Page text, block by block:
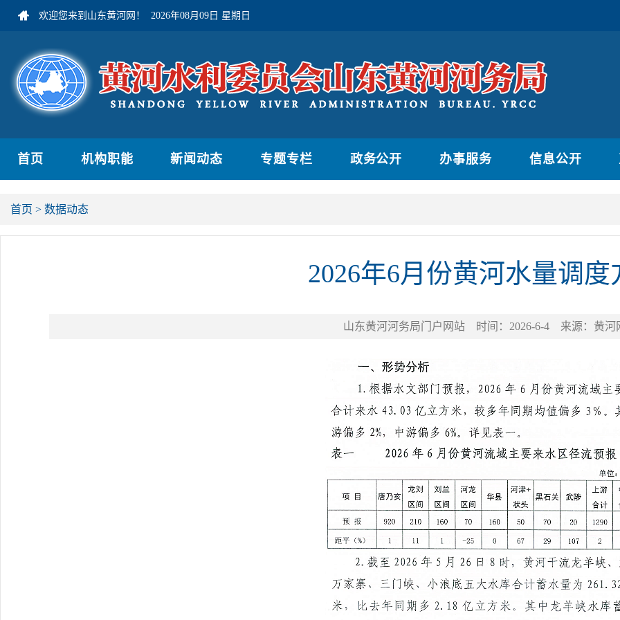
欢迎您来到山东黄河网！ 2026年08月09日 星期日
首页 机构职能 新闻动态 专题专栏 政务公开 办事服务 信息公开
首页 > 数据动态
2026年6月份黄河水量调度
山东黄河河务局门户网站 时间： 2026-6-4 来源： 黄河